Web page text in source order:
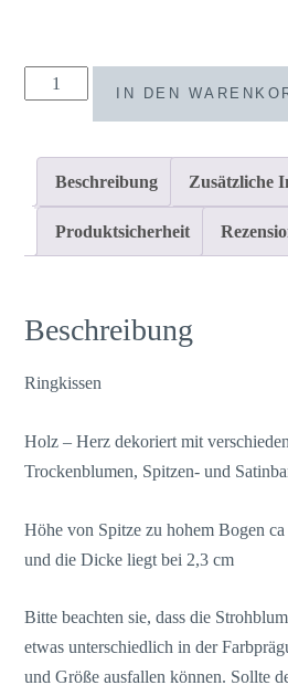
Ringkissen
Strohblume
IN DEN
Beschreibung Zusätzliche
Produktsicherheit
Beschreibung
Ringkissen
Holz – Herz dekoriert mit
Trockenblumen, Spitzen- und
Höhe von Spitze zu hohem Bogen
und die Dicke liegt bei 2,3 cm
Bitte beachten sie, dass die
etwas unterschiedlich in der
und Größe ausfallen können. Sollte